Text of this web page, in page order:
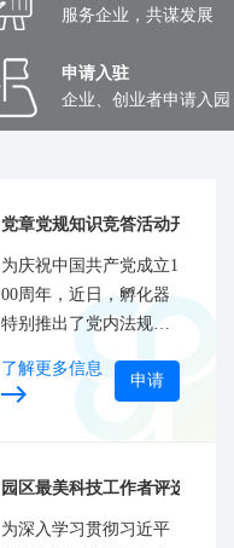
服务企业，共谋发展
申请入驻
企业、创业者申请入园
党章党规知识竞答活动开始啦
为庆祝中国共产党成立1
00周年，近日，孵化器
特别推出了党内法规知
党员干部带头尊规学规
了解更多信息
申请
园区最美科技工作者评选活动
为深入学习贯彻习近平